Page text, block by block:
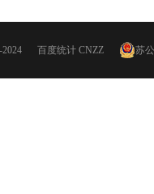
百度统计 CNZZ 苏